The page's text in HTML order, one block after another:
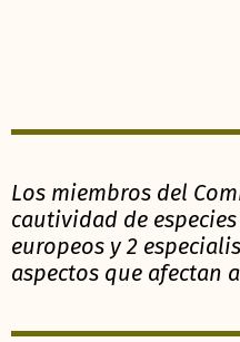
Los miembros del
cautividad de
europeos y 2
aspectos que afectan